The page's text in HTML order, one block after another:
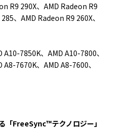
R9 290X、AMD Radeon R9
、AMD Radeon R9 260X、
7850K、AMD A10-7800、
7670K、AMD A8-7600、
FreeSync™テクノロジー」